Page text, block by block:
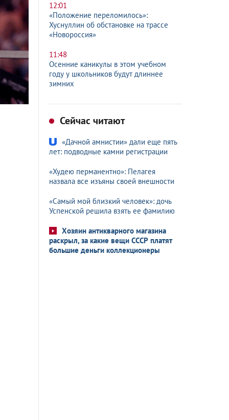
12:01
«Положение переломилось»:
Хуснуллин об обстановке на трассе
«Новороссия»
11:48
Осенние каникулы в этом учебном
году у школьников будут длиннее
зимних
Сейчас читают
«Дачной амнистии» дали еще пять
лет: подводные камни регистрации
«Худею перманентно»: Пелагея
назвала все изъяны своей внешности
«Самый мой близкий человек»: дочь
Успенской решила взять ее фамилию
Хозяин антикварного магазина
раскрыл, за какие вещи СССР платят
большие деньги коллекционеры